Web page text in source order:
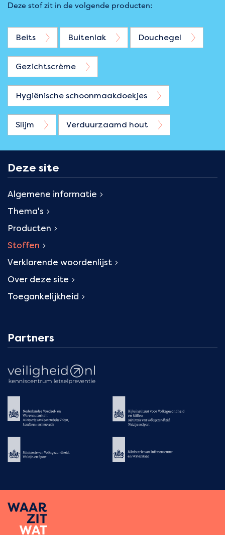
Deze stof zit in de volgende producten:
Beits Buitenlak Douchegel
Gezichtscrème
Hygiënische schoonmaakdoekjes
Slijm Verduurzaamd hout
Deze site
Algemene informatie
Thema's
Producten
Stoffen
Verklarende woordenlijst
Over deze site
Toegankelijkheid
Partners